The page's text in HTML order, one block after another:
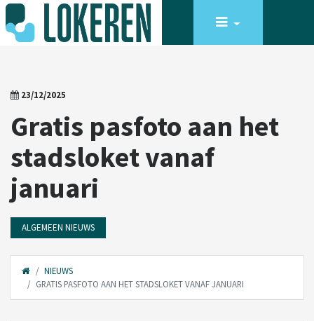
23/12/2025
Gratis pasfoto aan het
stadsloket vanaf
januari
ALGEMEEN NIEUWS
NIEUWS
GRATIS PASFOTO AAN HET STADSLOKET VANAF JANUARI